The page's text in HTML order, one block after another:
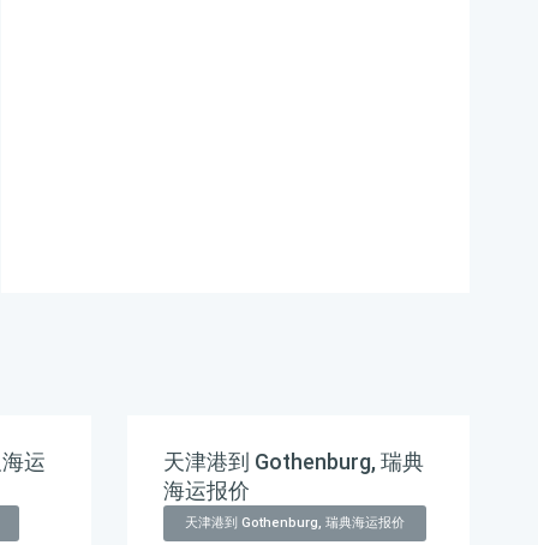
运
天津港到 Gothenburg, 瑞典
海运报价
天津港到 Gothenburg, 瑞典海运报价